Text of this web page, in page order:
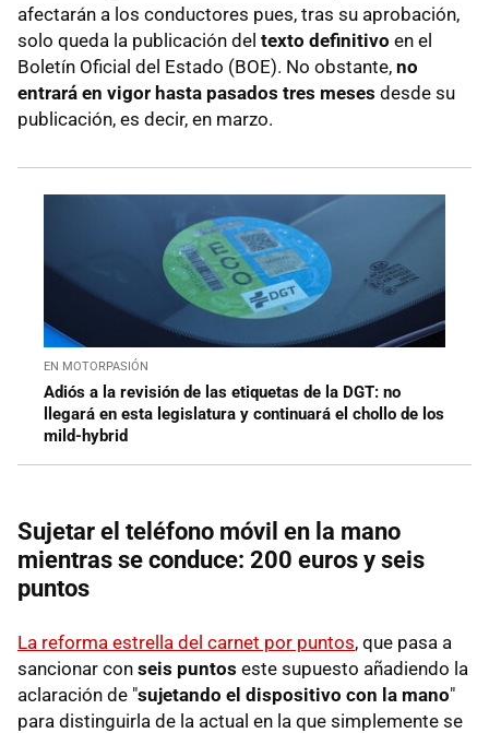
afectarán a los conductores pues, tras su aprobación,
solo queda la publicación del texto definitivo en el
Boletín Oficial del Estado (BOE). No obstante, no
entrará en vigor hasta pasados tres meses desde su
publicación, es decir, en marzo.
EN MOTORPASIÓN
Adiós a la revisión de las etiquetas de la DGT: no
llegará en esta legislatura y continuará el chollo de los
mild-hybrid
Sujetar el teléfono móvil en la mano
mientras se conduce: 200 euros y seis
puntos
La reforma estrella del carnet por puntos, que pasa a
sancionar con seis puntos este supuesto añadiendo la
aclaración de "sujetando el dispositivo con la mano"
para distinguirla de la actual en la que simplemente se